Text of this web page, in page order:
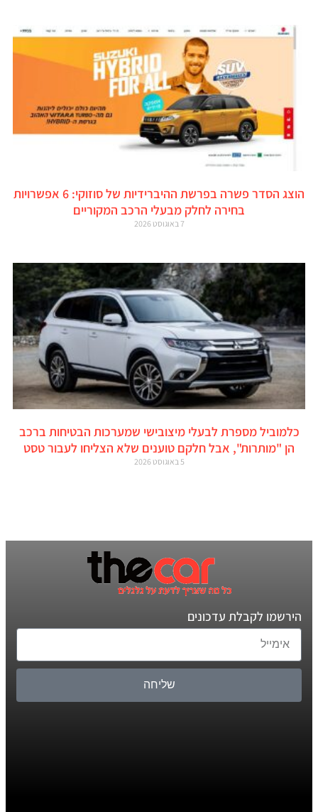
הוצג הסדר פשרה בפרשת ההיברידיות של סוזוקי: 6 אפשרויות
בחירה לחלק מבעלי הרכב המקוריים
7 באוגוסט 2026
כלמוביל מספרת לבעלי מיצובישי שמערכות הבטיחות ברכב
הן "מותרות", אבל חלקם טוענים שלא הצליחו לעבור טסט
5 באוגוסט 2026
הירשמו לקבלת עדכונים
שליחה